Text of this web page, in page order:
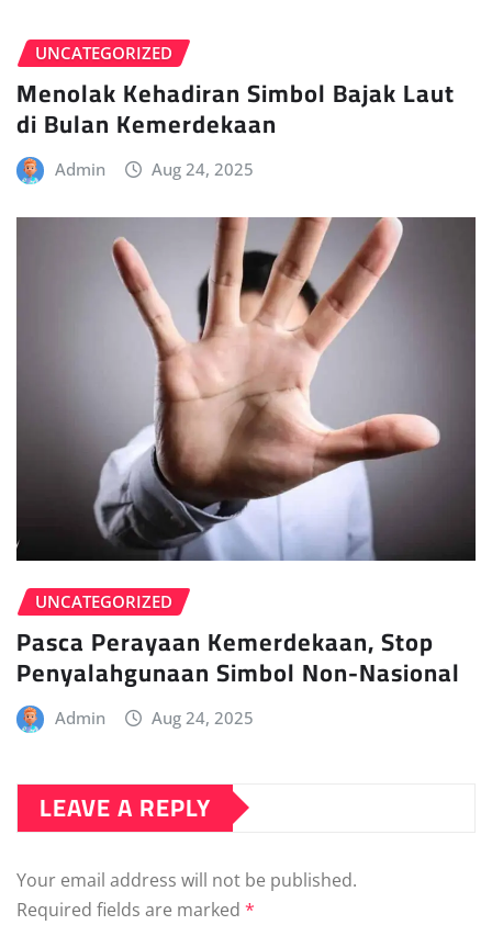
UNCATEGORIZED
Menolak Kehadiran Simbol Bajak Laut
di Bulan Kemerdekaan
Admin Aug 24, 2025
UNCATEGORIZED
Pasca Perayaan Kemerdekaan, Stop
Penyalahgunaan Simbol Non-Nasional
Admin Aug 24, 2025
LEAVE A REPLY
Your email address will not be published.
Required fields are marked *